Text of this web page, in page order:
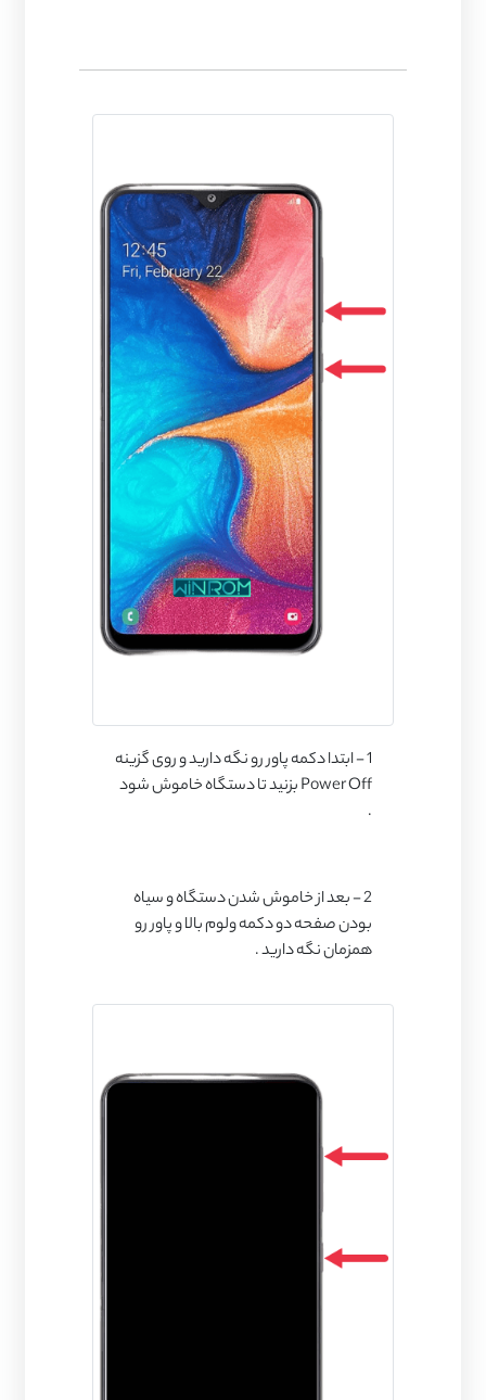
1 - ابتدا دکمه پاور رو نگه دارید و روی گزینه
Power Off بزنید تا دستگاه خاموش شود
.
2 - بعد از خاموش شدن دستگاه و سیاه
بودن صفحه دو دکمه ولوم بالا و پاور رو
همزمان نگه دارید .